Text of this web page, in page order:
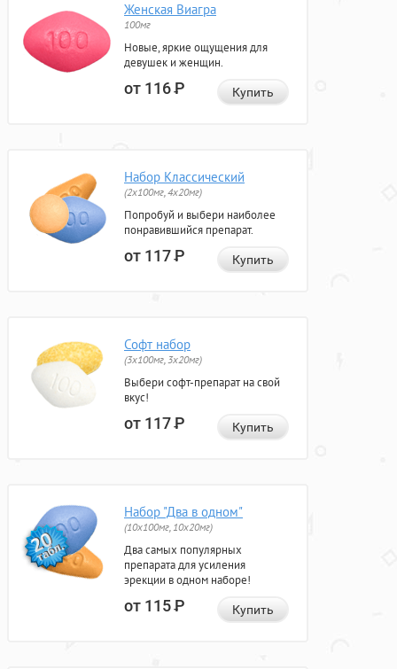
Женская Виагра
100мг
Новые, яркие ощущения для
девушек и женщин.
от 116Р Купить
Набор Классический
(2x100мг, 4x20мг)
Попробуй и выбери наиболее
понравившийся препарат.
от 117Р Купить
Софт набор
(3x100мг, 3x20мг)
Выбери софт-препарат на свой
вкус!
от 117Р Купить
Набор "Два в одном"
(10x100мг, 10x20мг)
Два самых популярных
препарата для усиления
эрекции в одном наборе!
от 115Р Купить